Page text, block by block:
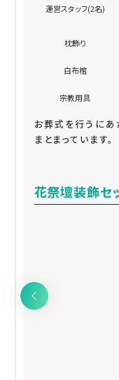
運営スタッフ(2名)
枕飾り
白布棺
宗教用具
お葬式を行うに
まとまっています。
花祭壇装飾セ